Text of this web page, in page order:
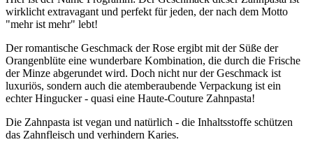
wirklicht extravagant und perfekt für jeden, der nach dem Motto
"mehr ist mehr" lebt!
Der romantische Geschmack der Rose ergibt mit der Süße der
Orangenblüte eine wunderbare Kombination, die durch die Frische
der Minze abgerundet wird. Doch nicht nur der Geschmack ist
luxuriös, sondern auch die atemberaubende Verpackung ist ein
echter Hingucker - quasi eine Haute-Couture Zahnpasta!
Die Zahnpasta ist vegan und natürlich - die Inhaltsstoffe schützen
das Zahnfleisch und verhindern Karies.